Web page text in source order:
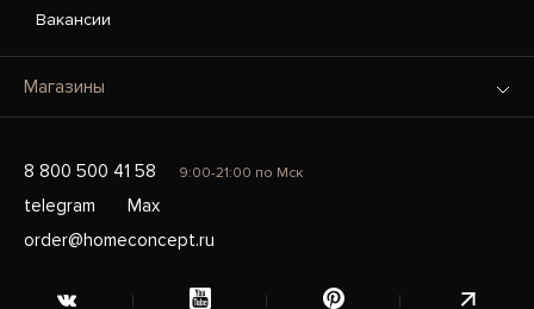
Вакансии
Магазины
8 800 500 41 58 9:00-21:00 по Мск
telegram
Max
order@homeconcept.ru